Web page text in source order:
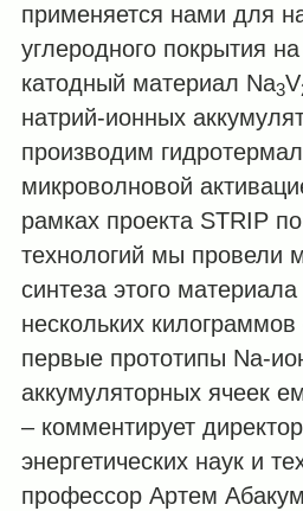
применяется нами для
углеродного покрытия
катодный материал Na3V
натрий-ионных
производим
микроволновой
рамках проекта STRIP
технологий мы провели
синтеза этого
нескольких
первые прототипы Na-
аккумуляторных ячеек
– комментирует
энергетических наук и
профессор Артем